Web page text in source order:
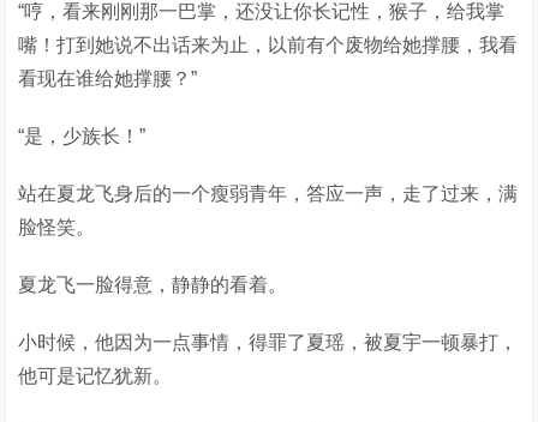
“哼，看来刚刚那一巴掌，还没让你长记性，猴子，给我掌
嘴！打到她说不出话来为止，以前有个废物给她撑腰，我看
看现在谁给她撑腰？”
“是，少族长！”
站在夏龙飞身后的一个瘦弱青年，答应一声，走了过来，满
脸怪笑。
夏龙飞一脸得意，静静的看着。
小时候，他因为一点事情，得罪了夏瑶，被夏宇一顿暴打，
他可是记忆犹新。